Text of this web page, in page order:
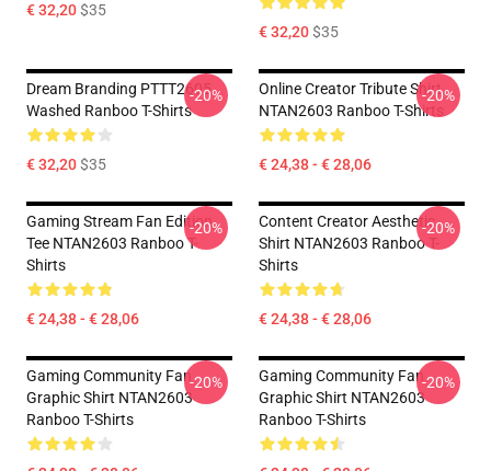
€ 32,20$35
€ 32,20$35
Dream Branding PTTT2605
Washed Ranboo T-Shirts
€ 32,20$35
-20%
Online Creator Tribute Shirt
NTAN2603 Ranboo T-Shirts
€ 24,38 - € 28,06
-20%
Gaming Stream Fan Edition
Tee NTAN2603 Ranboo T-
Shirts
€ 24,38 - € 28,06
-20%
Content Creator Aesthetic
Shirt NTAN2603 Ranboo T-
Shirts
€ 24,38 - € 28,06
-20%
Gaming Community Fan
Graphic Shirt NTAN2603
Ranboo T-Shirts
-20%
Gaming Community Fan
Graphic Shirt NTAN2603
Ranboo T-Shirts
-20%